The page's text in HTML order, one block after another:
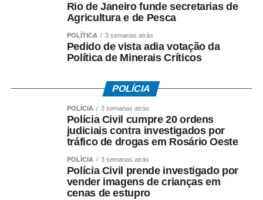
Rio de Janeiro funde secretarias de
Agricultura e de Pesca
POLÍTICA 3 semanas atrás
Pedido de vista adia votação da
Política de Minerais Críticos
POLÍCIA
POLÍCIA 3 semanas atrás
Polícia Civil cumpre 20 ordens
judiciais contra investigados por
tráfico de drogas em Rosário Oeste
POLÍCIA 3 semanas atrás
Polícia Civil prende investigado por
vender imagens de crianças em
cenas de estupro